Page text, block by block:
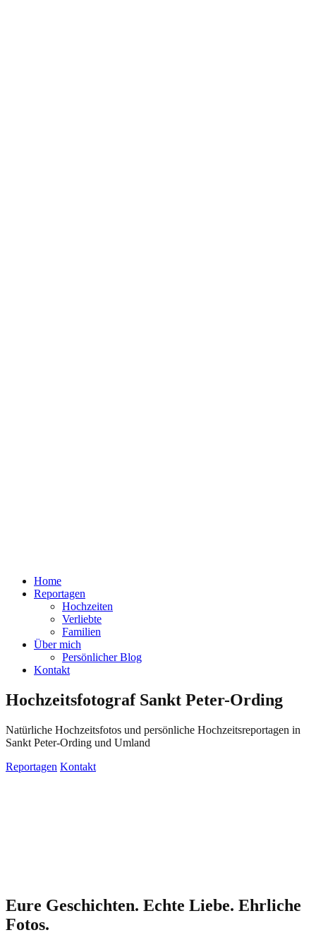
Home
Reportagen
Hochzeiten
Verliebte
Familien
Über mich
Persönlicher Blog
Kontakt
Hochzeitsfotograf Sankt Peter-Ording
Natürliche Hochzeitsfotos und persönliche Hochzeitsreportagen in
Sankt Peter-Ording und Umland
Reportagen Kontakt
Eure Geschichten. Echte Liebe. Ehrliche
Fotos.